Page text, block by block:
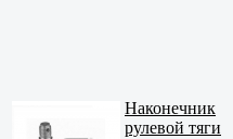
Наконечник
рулевой тяги